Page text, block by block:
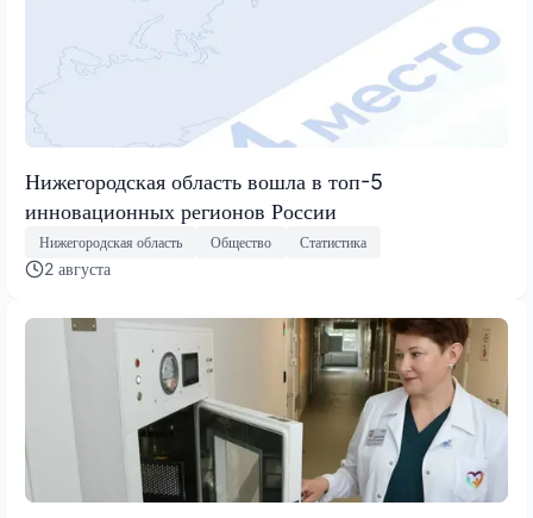
Нижегородская область вошла в топ-5
инновационных регионов России
Нижегородская область Общество Статистика
2 августа